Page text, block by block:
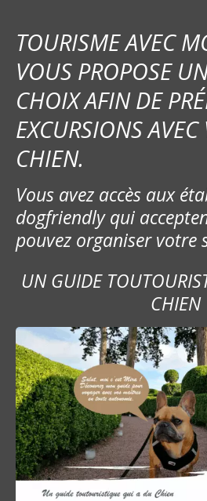
TOURISME AVEC
VOUS PROPOSE
CHOIX AFIN DE
EXCURSIONS AVEC
CHIEN.
Vous avez accès aux
dogfriendly qui
pouvez organiser votre
UN GUIDE
CHIEN